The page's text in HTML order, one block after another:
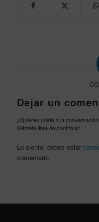
Dejar un
¿Quieres unirte a la
Siéntete libre de contribuir!
Lo siento, debes estar
comentario.